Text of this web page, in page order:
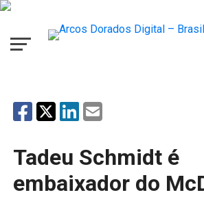
Tadeu Schmidt é
embaixador do